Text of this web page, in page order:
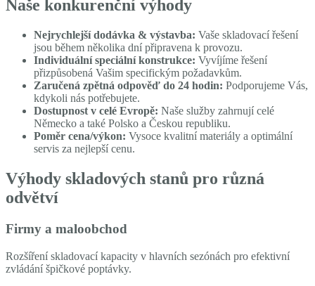
Naše konkurenční výhody
Nejrychlejší dodávka & výstavba: Vaše skladovací řešení
jsou během několika dní připravena k provozu.
Individuální speciální konstrukce: Vyvíjíme řešení
přizpůsobená Vašim specifickým požadavkům.
Zaručená zpětná odpověď do 24 hodin: Podporujeme Vás,
kdykoli nás potřebujete.
Dostupnost v celé Evropě: Naše služby zahrnují celé
Německo a také Polsko a Českou republiku.
Poměr cena/výkon: Vysoce kvalitní materiály a optimální
servis za nejlepší cenu.
Výhody skladových stanů pro různá
odvětví
Firmy a maloobchod
Rozšíření skladovací kapacity v hlavních sezónách pro efektivní
zvládání špičkové poptávky.